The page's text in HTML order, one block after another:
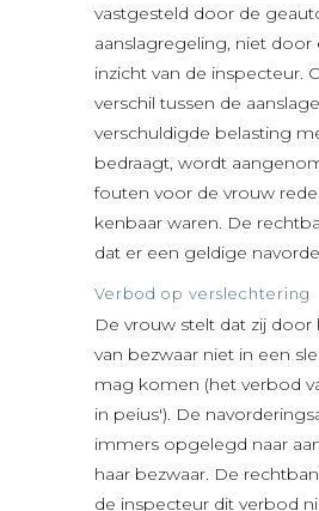
vastgesteld door de
aanslagregeling, niet door
inzicht van de inspecteur.
verschil tussen de
verschuldigde belasting
bedraagt, wordt
fouten voor de vrouw
kenbaar waren. De
dat er een geldige
Verbod op verslechtering
De vrouw stelt dat zij door
van bezwaar niet in een
mag komen (het verbod
in peius'). De
immers opgelegd naar
haar bezwaar. De
de inspecteur dit verbod